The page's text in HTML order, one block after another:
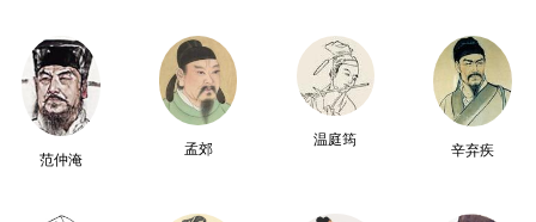
范仲淹
孟郊
温庭筠
辛弃疾